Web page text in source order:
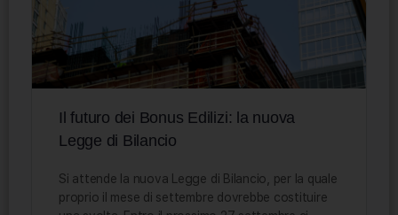
Il futuro dei Bonus Edilizi: la nuova
Legge di Bilancio
Si attende la nuova Legge di Bilancio, per la quale
proprio il mese di settembre dovrebbe costituire